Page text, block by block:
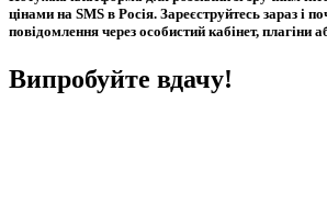
цінами на SMS в Росія. Зареєструйтесь зараз і
повідомлення через особистий кабінет, плагіни
Випробуйте вдачу!